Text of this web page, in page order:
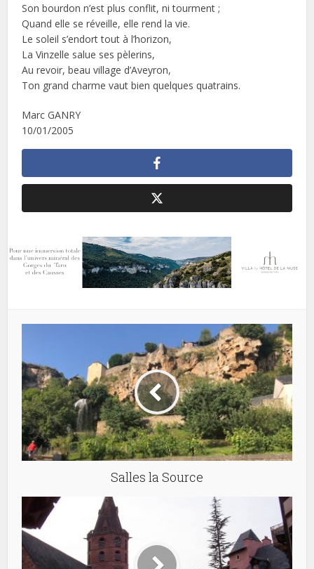
Son bourdon n’est plus conflit, ni tourment ;
Quand elle se réveille, elle rend la vie.
Le soleil s’endort tout à l’horizon,
La Vinzelle salue ses pèlerins,
Au revoir, beau village d’Aveyron,
Ton grand charme vaut bien quelques quatrains.
Marc GANRY
10/01/2005
Salles la Source